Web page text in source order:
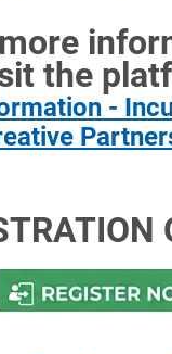
the
-